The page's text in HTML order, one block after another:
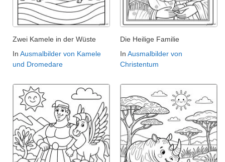
Zwei Kamele in der Wüste
In Ausmalbilder von Kamele
und Dromedare
Die Heilige Familie
In Ausmalbilder von
Christentum